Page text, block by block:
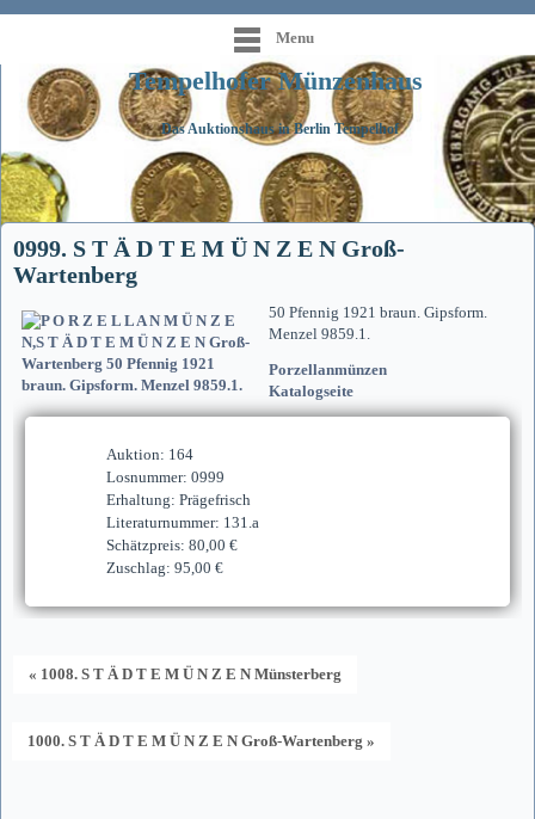
Menu
Tempelhofer Münzenhaus
Das Auktionshaus in Berlin Tempelhof
0999. S T Ä D T E M Ü N Z E N Groß-
Wartenberg
50 Pfennig 1921 braun. Gipsform.
Menzel 9859.1.
Porzellanmünzen
Katalogseite
Auktion: 164
Losnummer: 0999
Erhaltung: Prägefrisch
Literaturnummer: 131.a
Schätzpreis: 80,00 €
Zuschlag: 95,00 €
« 1008. S T Ä D T E M Ü N Z E N Münsterberg
1000. S T Ä D T E M Ü N Z E N Groß-Wartenberg »